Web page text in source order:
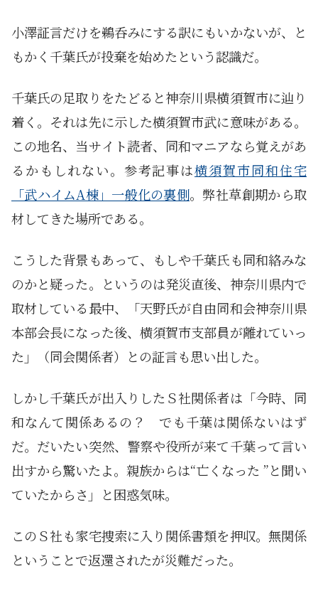
小澤証言だけを鵜呑みにする訳にもいかないが、と
もかく千葉氏が投棄を始めたという認識だ。
千葉氏の足取りをたどると神奈川県横須賀市に辿り
着く。それは先に示した横須賀市武に意味がある。
この地名、当サイト読者、同和マニアなら覚えがあ
るかもしれない。参考記事は横須賀市同和住宅
「武ハイムA棟」一般化の裏側。弊社草創期から取
材してきた場所である。
こうした背景もあって、もしや千葉氏も同和絡みな
のかと疑った。というのは発災直後、神奈川県内で
取材している最中、「天野氏が自由同和会神奈川県
本部会長になった後、横須賀市支部員が離れていっ
た」（同会関係者）との証言も思い出した。
しかし千葉氏が出入りしたＳ社関係者は「今時、同
和なんて関係あるの？ でも千葉は関係ないはず
だ。だいたい突然、警察や役所が来て千葉って言い
出すから驚いたよ。親族からは“亡くなった ”と聞い
ていたからさ」と困惑気味。
このＳ社も家宅捜索に入り関係書類を押収。無関係
ということで返還されたが災難だった。